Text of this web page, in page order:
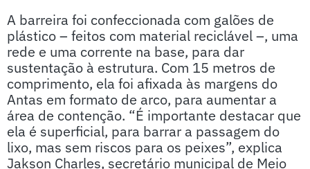
A barreira foi confeccionada com galões de
plástico – feitos com material reciclável –, uma
rede e uma corrente na base, para dar
sustentação à estrutura. Com 15 metros de
comprimento, ela foi afixada às margens do
Antas em formato de arco, para aumentar a
área de contenção. “É importante destacar que
ela é superficial, para barrar a passagem do
lixo, mas sem riscos para os peixes”, explica
Jakson Charles, secretário municipal de Meio